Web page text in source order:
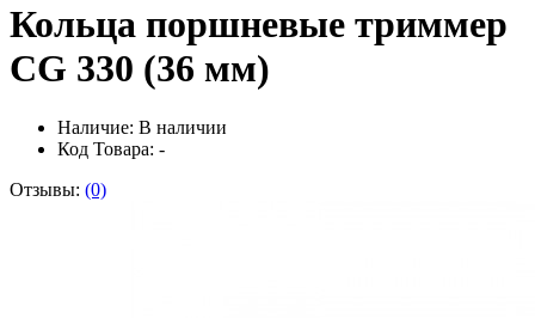
Кольца поршневые триммер
CG 330 (36 мм)
Наличие: В наличии
Код Товара: -
Отзывы: (0)